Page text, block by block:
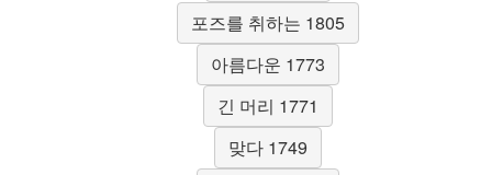
포즈를 취하는 1805
아름다운 1773
긴 머리 1771
맞다 1749